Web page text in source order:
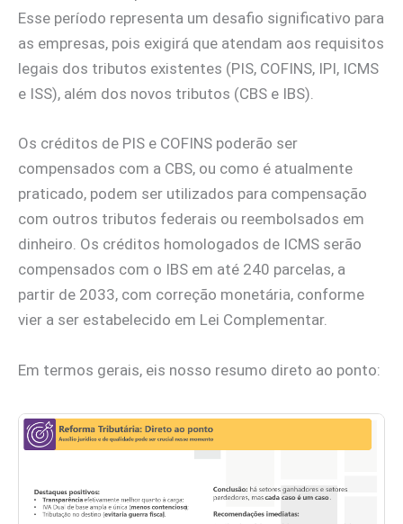
Esse período representa um desafio significativo para
as empresas, pois exigirá que atendam aos requisitos
legais dos tributos existentes (PIS, COFINS, IPI, ICMS
e ISS), além dos novos tributos (CBS e IBS).
Os créditos de PIS e COFINS poderão ser
compensados com a CBS, ou como é atualmente
praticado, podem ser utilizados para compensação
com outros tributos federais ou reembolsados em
dinheiro. Os créditos homologados de ICMS serão
compensados com o IBS em até 240 parcelas, a
partir de 2033, com correção monetária, conforme
vier a ser estabelecido em Lei Complementar.
Em termos gerais, eis nosso resumo direto ao ponto: